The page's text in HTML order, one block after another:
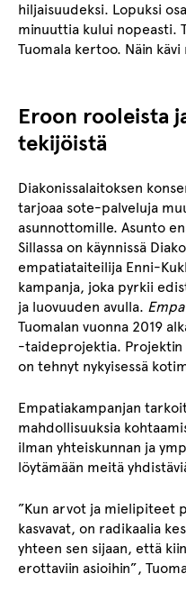
hiljaisuudeksi. Lopuksi
minuuttia kului nopeasti.
Tuomala kertoo. Näin kävi
Eroon rooleista
tekijöistä
Diakonissalaitoksen
tarjoaa sote-palveluja
asunnottomille. Asunto
Sillassa on käynnissä
empatiataiteilija Enni-
kampanja, joka pyrkii
ja luovuuden avulla.
Tuomalan vuonna 2019
-taideprojektia. Projektin
on tehnyt nykyisessä
Empatiakampanjan
mahdollisuuksia
ilman yhteiskunnan ja
löytämään meitä
”Kun arvot ja mielipiteet
kasvavat, on radikaalia
yhteen sen sijaan, että
erottaviin asioihin”,